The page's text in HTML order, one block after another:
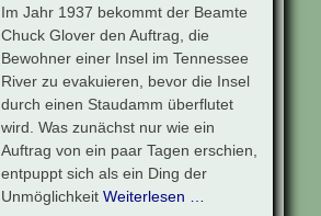
Im Jahr 1937 bekommt der Beamte
Chuck Glover den Auftrag, die
Bewohner einer Insel im Tennessee
River zu evakuieren, bevor die Insel
durch einen Staudamm überflutet
wird. Was zunächst nur wie ein
Auftrag von ein paar Tagen erschien,
entpuppt sich als ein Ding der
Unmöglichkeit Weiterlesen …